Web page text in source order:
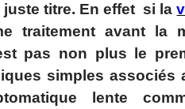
juste titre. En effet si la
traitement avant
pas non plus le
simples associés
lente